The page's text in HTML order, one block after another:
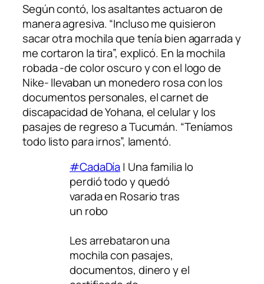
Según contó, los asaltantes actuaron de
manera agresiva. “Incluso me quisieron
sacar otra mochila que tenía bien agarrada y
me cortaron la tira”, explicó. En la mochila
robada -de color oscuro y con el logo de
Nike- llevaban un monedero rosa con los
documentos personales, el carnet de
discapacidad de Yohana, el celular y los
pasajes de regreso a Tucumán. “Teníamos
todo listo para irnos”, lamentó.
#CadaDía| Una familia lo
perdió todo y quedó
varada en Rosario tras
un robo
Les arrebataron una
mochila con pasajes,
documentos, dinero y el